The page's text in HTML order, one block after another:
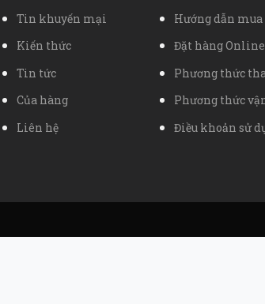
Tin khuyến mại
Kiến thức
Tin tức
Của hàng
Liên hệ
Hướng dẫn
Đặt hàng
Phương thức
Phương thức
Điều khoản sử